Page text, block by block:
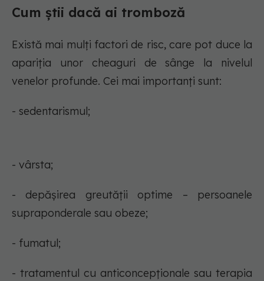
Cum știi dacă ai tromboză
Există mai mulți factori de risc, care pot duce la
apariția unor cheaguri de sânge la nivelul
venelor profunde. Cei mai importanți sunt:
- sedentarismul;
- vârsta;
- depășirea greutății optime – persoanele
supraponderale sau obeze;
- fumatul;
- tratamentul cu anticoncepționale sau terapia